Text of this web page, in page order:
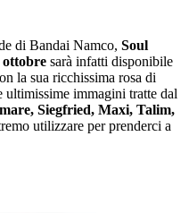
di Bandai Namco, Soul
ottobre sarà infatti disponibile
la sua ricchissima rosa di
immagini tratte dal
Siegfried, Maxi, Talim,
utilizzare per prenderci a